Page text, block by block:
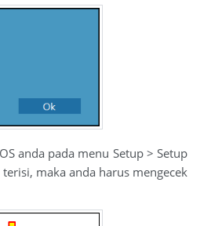
anda pada menu Setup > Setup
maka anda harus mengecek